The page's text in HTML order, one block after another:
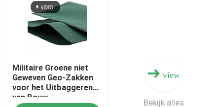
Militaire Groene niet
Geweven Geo-Zakken
voor het Uitbaggeren
van Bouw
view
Bekijk alles